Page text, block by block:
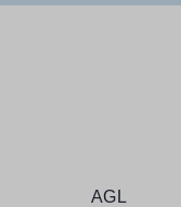
AGL